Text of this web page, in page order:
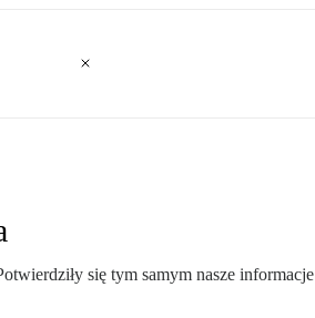
się tym samym nasze informacje